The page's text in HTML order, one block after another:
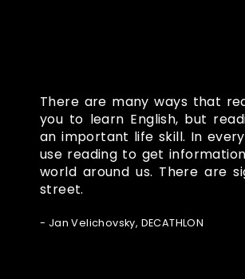
There are many ways that
you to learn English, but
an important life skill. In
use reading to get
world around us. There are
street.
- Jan Velichovsky, DECATHLON